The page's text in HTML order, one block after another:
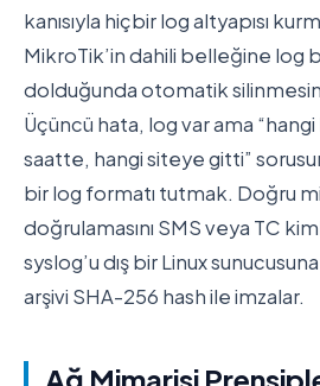
kanısıyla hiçbir log altyapısı
MikroTik’in dahili belleğine log
dolduğunda otomatik
Üçüncü hata, log var ama “hangi
saatte, hangi siteye gitti”
bir log formatı tutmak. Doğru
doğrulamasını SMS veya TC
syslog’u dış bir Linux
arşivi SHA-256 hash ile imzalar.
Ağ Mimarisi